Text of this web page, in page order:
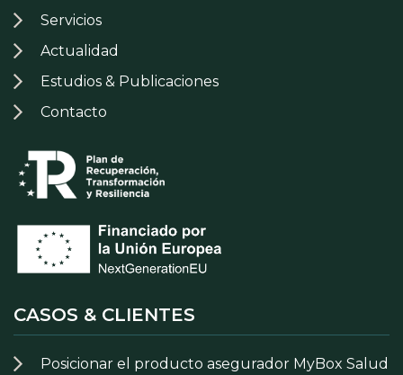
Servicios
Actualidad
Estudios & Publicaciones
Contacto
CASOS & CLIENTES
Posicionar el producto asegurador MyBox Salud